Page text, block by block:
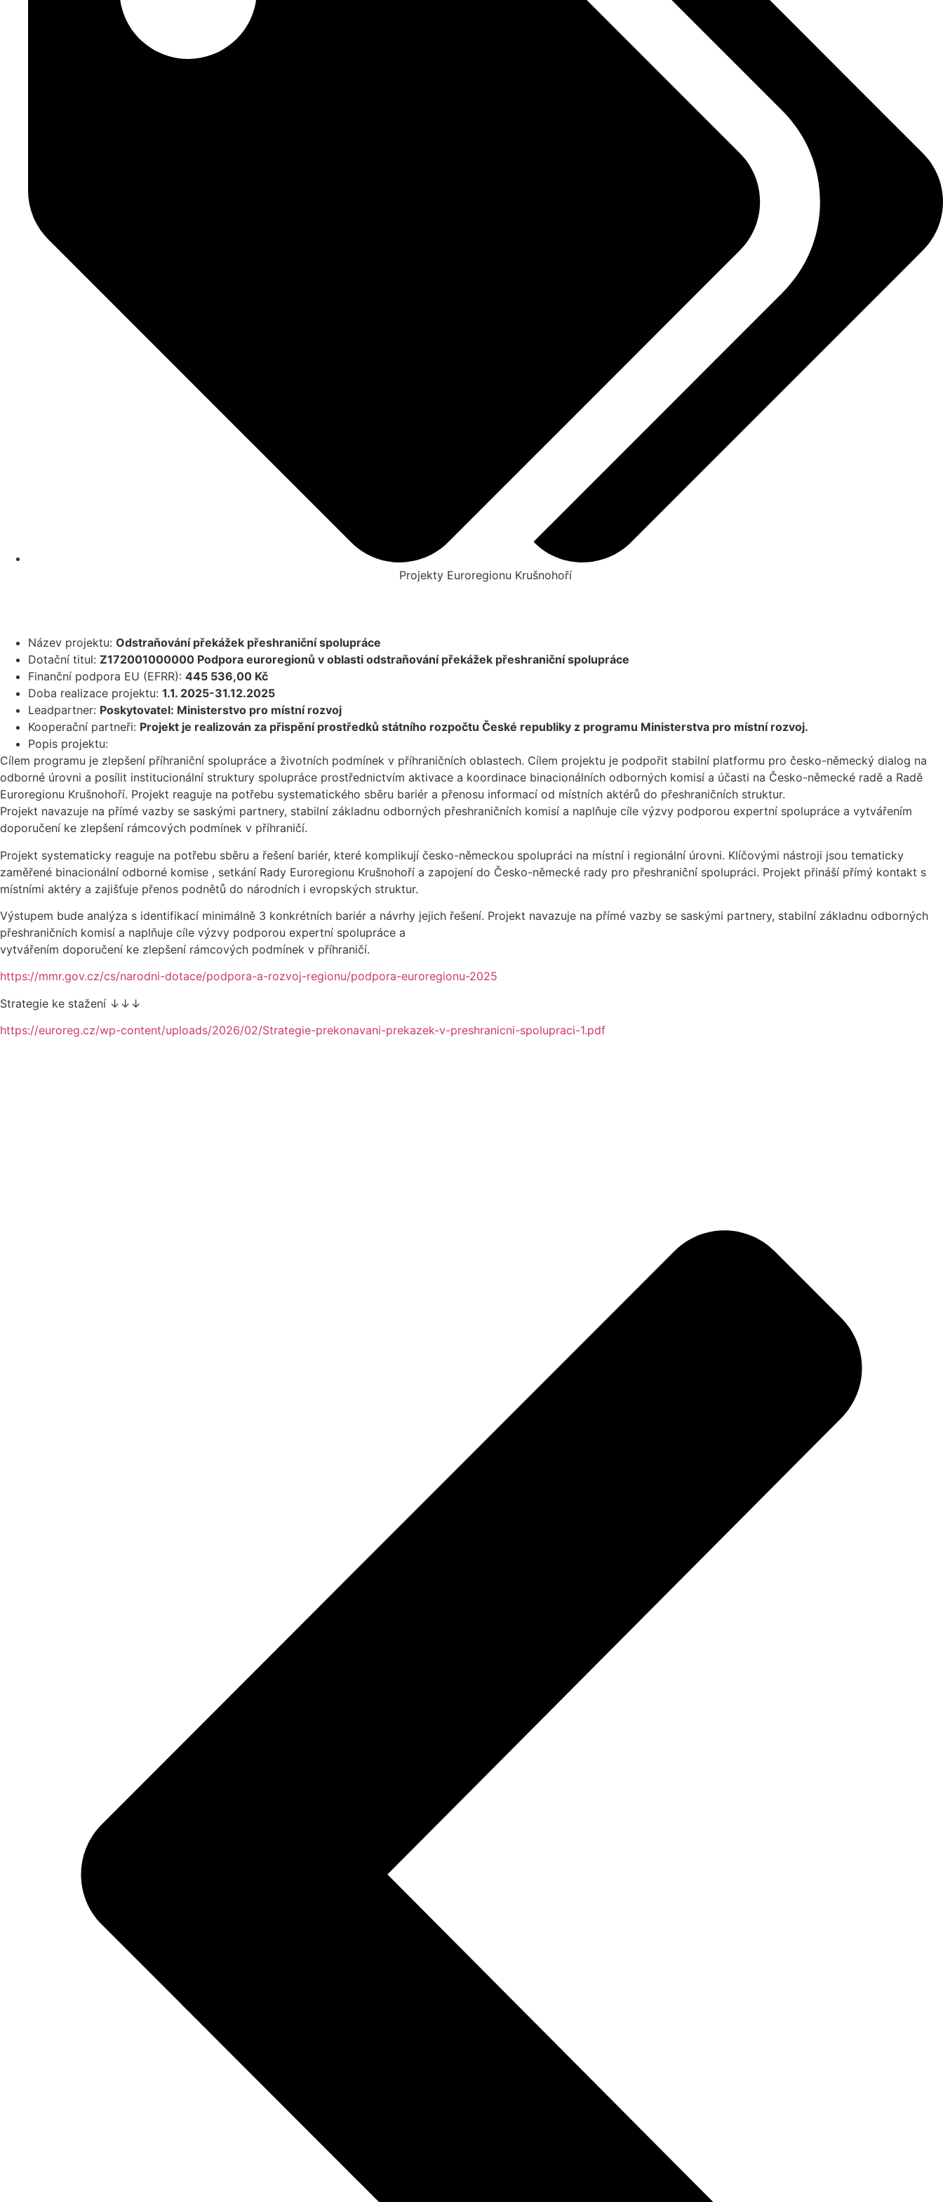
Projekty Euroregionu Krušnohoří
Název projektu: Odstraňování překážek přeshraniční spolupráce
Dotační titul: Z172001000000 Podpora euroregionů v oblasti odstraňování překážek přeshraniční spolupráce
Finanční podpora EU (EFRR): 445 536,00 Kč
Doba realizace projektu: 1.1. 2025-31.12.2025
Leadpartner: Poskytovatel: Ministerstvo pro místní rozvoj
Kooperační partneři: Projekt je realizován za přispění prostředků státního rozpočtu České republiky z programu Ministerstva pro místní rozvoj.
Popis projektu:
Cílem programu je zlepšení příhraniční spolupráce a životních podmínek v příhraničních oblastech. Cílem projektu je podpořit stabilní platformu pro česko-německý dialog na
odborné úrovni a posílit institucionální struktury spolupráce prostřednictvím aktivace a koordinace binacionálních odborných komisí a účasti na Česko-německé radě a Radě
Euroregionu Krušnohoří. Projekt reaguje na potřebu systematického sběru bariér a přenosu informací od místních aktérů do přeshraničních struktur.
Projekt navazuje na přímé vazby se saskými partnery, stabilní základnu odborných přeshraničních komisí a naplňuje cíle výzvy podporou expertní spolupráce a vytvářením
doporučení ke zlepšení rámcových podmínek v příhraničí.
Projekt systematicky reaguje na potřebu sběru a řešení bariér, které komplikují česko-německou spolupráci na místní i regionální úrovni. Klíčovými nástroji jsou tematicky
zaměřené binacionální odborné komise , setkání Rady Euroregionu Krušnohoří a zapojení do Česko-německé rady pro přeshraniční spolupráci. Projekt přináší přímý kontakt s
místními aktéry a zajišťuje přenos podnětů do národních i evropských struktur.
Výstupem bude analýza s identifikací minimálně 3 konkrétních bariér a návrhy jejich řešení. Projekt navazuje na přímé vazby se saskými partnery, stabilní základnu odborných
přeshraničních komisí a naplňuje cíle výzvy podporou expertní spolupráce a
vytvářením doporučení ke zlepšení rámcových podmínek v příhraničí.
https://mmr.gov.cz/cs/narodni-dotace/podpora-a-rozvoj-regionu/podpora-euroregionu-2025
Strategie ke stažení ↓↓↓
https://euroreg.cz/wp-content/uploads/2026/02/Strategie-prekonavani-prekazek-v-preshranicni-spolupraci-1.pdf